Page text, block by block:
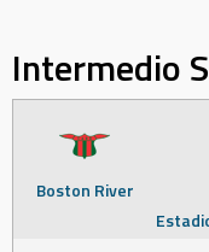
Intermedio
Boston River